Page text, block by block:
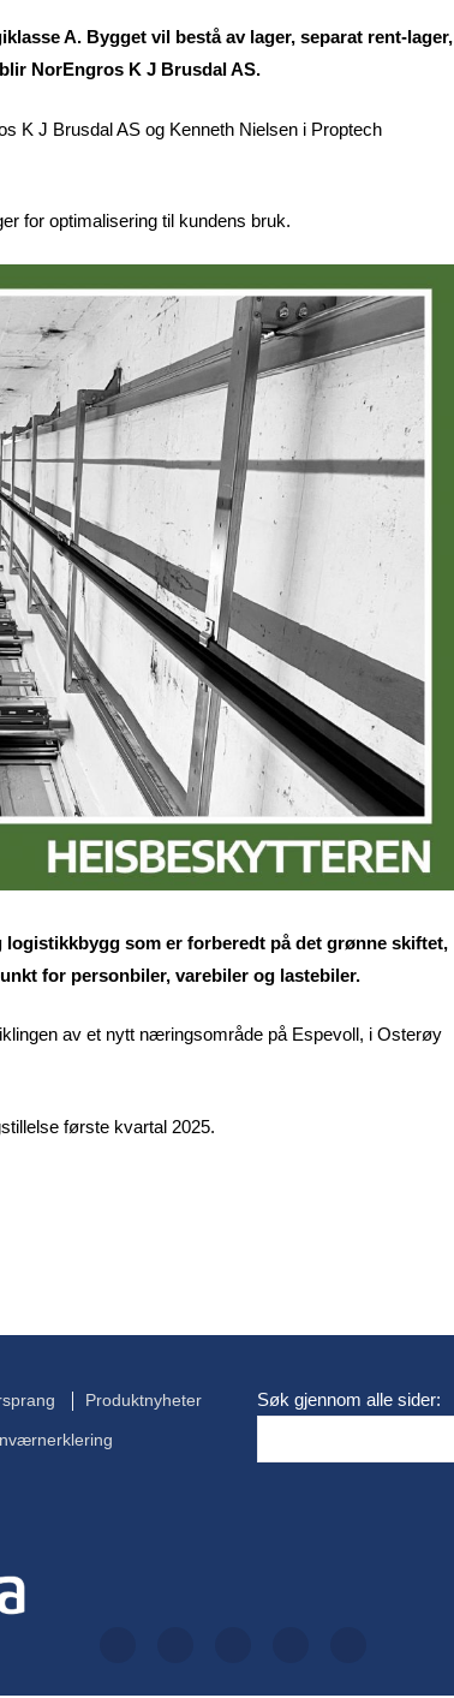
A. Bygget vil bestå av lager, separat rent-lager,
NorEngros K J Brusdal AS.
K J Brusdal AS og Kenneth Nielsen i Proptech
for optimalisering til kundens bruk.
som er forberedt på det grønne skiftet,
for personbiler, varebiler og lastebiler.
av et nytt næringsområde på Espevoll, i Osterøy
første kvartal 2025.
Produktnyheter Søk gjennom alle sider: